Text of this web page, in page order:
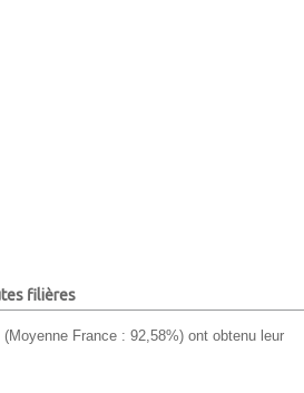
filières
France : 92,58%) ont obtenu leur